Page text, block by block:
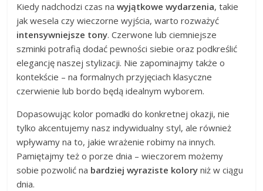
Kiedy nadchodzi czas nawyjątkowe wydarzenia, takie
jak wesela czy wieczorne wyjścia, warto rozważyć
intensywniejsze tony. Czerwone lub ciemniejsze
szminki potrafią dodać pewności siebie oraz podkreślić
elegancję naszej stylizacji. Nie zapominajmy także o
kontekście – na formalnych przyjęciach klasyczne
czerwienie lub bordo będą idealnym wyborem.
Dopasowując kolor pomadki do konkretnej okazji, nie
tylko akcentujemy nasz indywidualny styl, ale również
wpływamy na to, jakie wrażenie robimy na innych.
Pamiętajmy też o porze dnia – wieczorem możemy
sobie pozwolić na bardziej wyraziste kolory niż w ciągu
dnia.